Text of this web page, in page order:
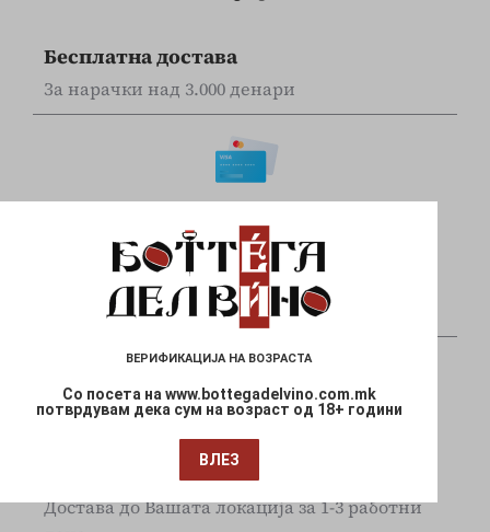
Бесплатна достава
За нарачки над 3.000 денари
Online наплата
Плаќајте сигурно и безбедно со вашите Visa
и Mastercard
Брза испорака
Достава до Вашата локација за 1-3 работни
ВЕРИФИКАЦИЈА НА ВОЗРАСТА
Со посета на www.bottegadelvino.com.mk
потврдувам дека сум на возраст од 18+ години
ВЛЕЗ